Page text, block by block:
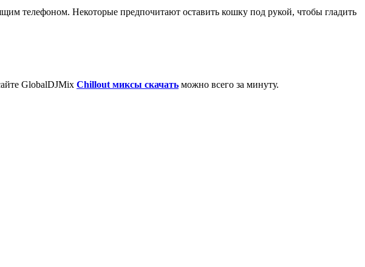
телефоном. Некоторые предпочитают оставить кошку под рукой, чтобы гладить
GlobalDJMix Chillout миксы скачать можно всего за минуту.